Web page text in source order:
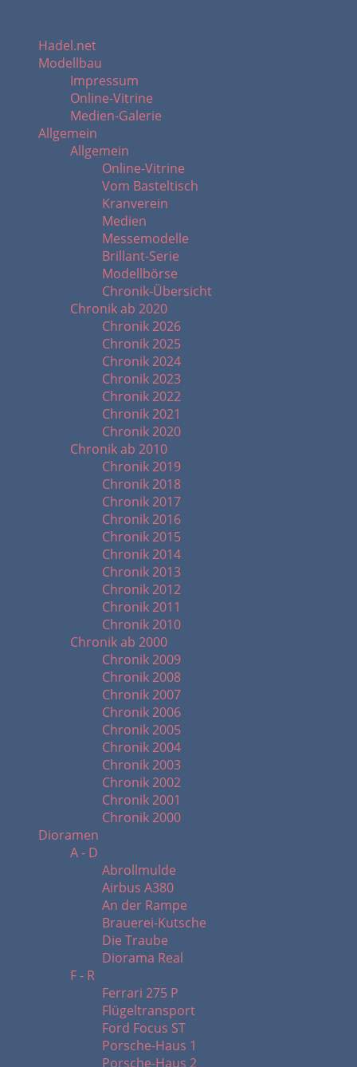
Hadel.net
Modellbau
Impressum
Online-Vitrine
Medien-Galerie
Allgemein
Allgemein
Online-Vitrine
Vom Basteltisch
Kranverein
Medien
Messemodelle
Brillant-Serie
Modellbörse
Chronik-Übersicht
Chronik ab 2020
Chronik 2026
Chronik 2025
Chronik 2024
Chronik 2023
Chronik 2022
Chronik 2021
Chronik 2020
Chronik ab 2010
Chronik 2019
Chronik 2018
Chronik 2017
Chronik 2016
Chronik 2015
Chronik 2014
Chronik 2013
Chronik 2012
Chronik 2011
Chronik 2010
Chronik ab 2000
Chronik 2009
Chronik 2008
Chronik 2007
Chronik 2006
Chronik 2005
Chronik 2004
Chronik 2003
Chronik 2002
Chronik 2001
Chronik 2000
Dioramen
A - D
Abrollmulde
Airbus A380
An der Rampe
Brauerei-Kutsche
Die Traube
Diorama Real
F - R
Ferrari 275 P
Flügeltransport
Ford Focus ST
Porsche-Haus 1
Porsche-Haus 2